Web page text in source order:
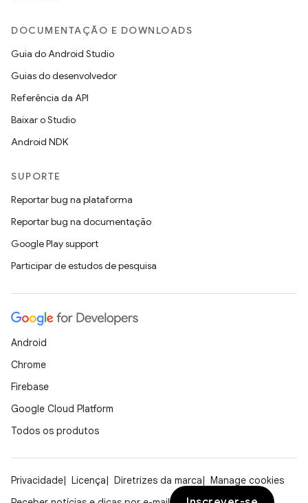
DOCUMENTAÇÃO E DOWNLOADS
Guia do Android Studio
Guias do desenvolvedor
Referência da API
Baixar o Studio
Android NDK
SUPORTE
Reportar bug na plataforma
Reportar bug na documentação
Google Play support
Participar de estudos de pesquisa
Android
Chrome
Firebase
Google Cloud Platform
Todos os produtos
Privacidade Licença Diretrizes da marca
Manage cookies